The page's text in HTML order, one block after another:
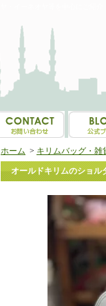
ホーム > キリムバッグ・雑
オールドキリムのショル